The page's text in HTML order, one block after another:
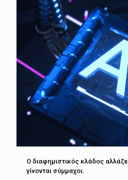
O διαφημιστικός κλάδος
γίνονται σύμμαχοι.